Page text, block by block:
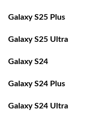
Galaxy S25 Plus
Galaxy S25 Ultra
Galaxy S24
Galaxy S24 Plus
Galaxy S24 Ultra